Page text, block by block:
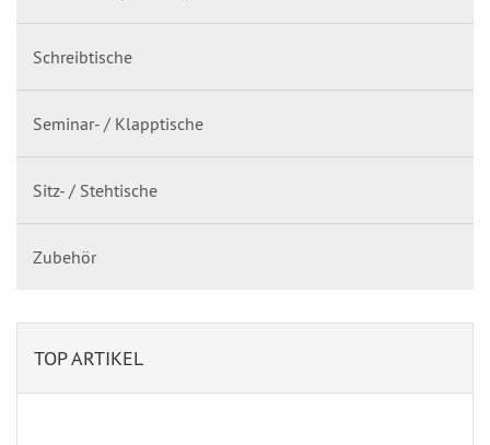
Schreibtische
Seminar- / Klapptische
Sitz- / Stehtische
Zubehör
TOP ARTIKEL